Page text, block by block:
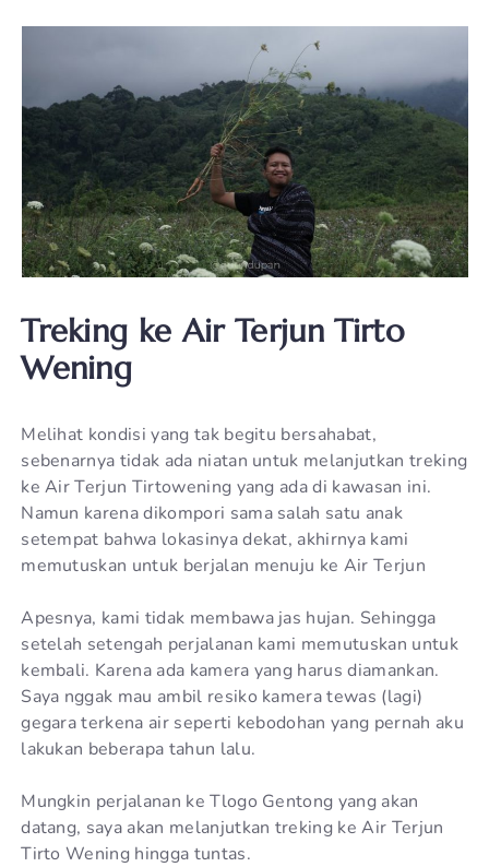
Treking ke Air Terjun Tirto
Wening
Melihat kondisi yang tak begitu bersahabat,
sebenarnya tidak ada niatan untuk melanjutkan treking
ke Air Terjun Tirtowening yang ada di kawasan ini.
Namun karena dikompori sama salah satu anak
setempat bahwa lokasinya dekat, akhirnya kami
memutuskan untuk berjalan menuju ke Air Terjun
Apesnya, kami tidak membawa jas hujan. Sehingga
setelah setengah perjalanan kami memutuskan untuk
kembali. Karena ada kamera yang harus diamankan.
Saya nggak mau ambil resiko kamera tewas (lagi)
gegara terkena air seperti kebodohan yang pernah aku
lakukan beberapa tahun lalu.
Mungkin perjalanan ke Tlogo Gentong yang akan
datang, saya akan melanjutkan treking ke Air Terjun
Tirto Wening hingga tuntas.